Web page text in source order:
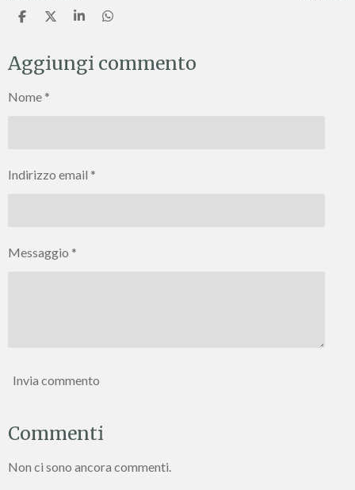
C
d
i
i
C
d
i
C
d
i
C
d
i
Aggiungi commento
Nome *
Indirizzo email *
Messaggio *
Invia commento
Commenti
Non ci sono ancora commenti.